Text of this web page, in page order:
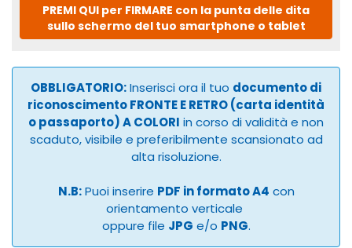
PREMI QUI per FIRMARE con la punta delle dita
sullo schermo del tuo smartphone o tablet
OBBLIGATORIO:Inserisci ora il tuo documento di
riconoscimento FRONTE E RETRO (carta identità
o passaporto) A COLORI in corso di validità e non
scaduto, visibile e preferibilmente scansionato ad
alta risoluzione.
N.B:Puoi inserire PDF in formato A4 con
orientamento verticale
oppure file JPG e/o PNG.